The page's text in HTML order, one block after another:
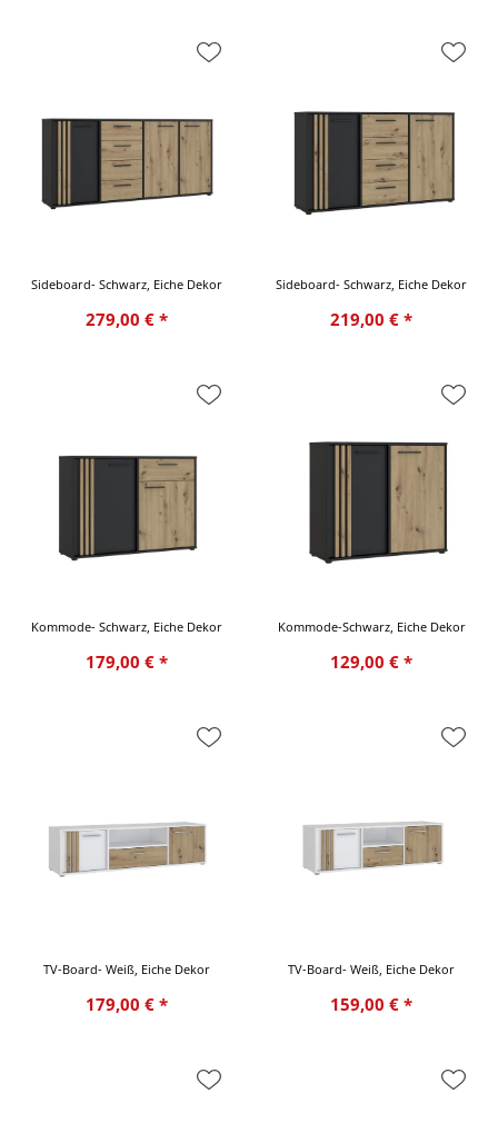
Sideboard- Schwarz, Eiche Dekor
279,00 € *
Sideboard- Schwarz, Eiche Dekor
219,00 € *
Kommode- Schwarz, Eiche Dekor
179,00 € *
Kommode-Schwarz, Eiche Dekor
129,00 € *
TV-Board- Weiß, Eiche Dekor
179,00 € *
TV-Board- Weiß, Eiche Dekor
159,00 € *